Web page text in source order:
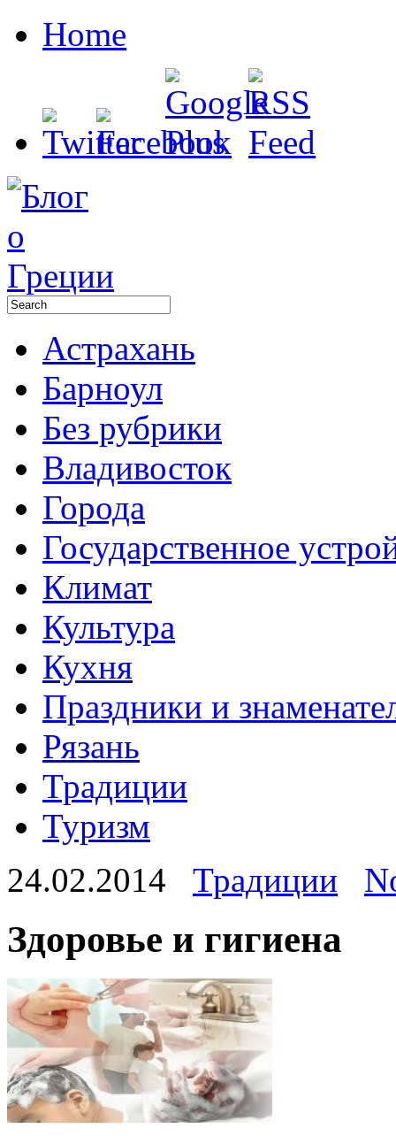
Home
Астрахань
Барноул
Без рубрики
Владивосток
Города
Государственное
Климат
Культура
Кухня
Праздники и
Рязань
Традиции
Туризм
24.02.2014
Традиции
Здоровье и гигиена